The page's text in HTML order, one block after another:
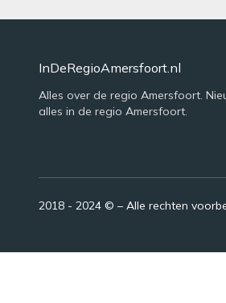
InDeRegioAmersfoort.nl
Alles over de regio Amersfoort.
alles in de regio Amersfoort.
2018 - 2024 © – Alle rechten